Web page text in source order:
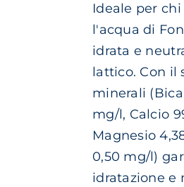
PRODOTTO
Ideale per
l'acqua di
idrata e
lattico. Con il
minerali
mg/l, Calcio
Magnesio
0,50 mg/l)
idratazione e